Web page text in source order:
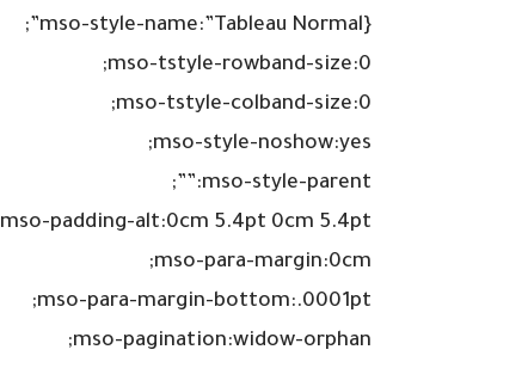
{mso-style-name:”Tableau Normal”;
mso-tstyle-rowband-size:0;
mso-tstyle-colband-size:0;
mso-style-noshow:yes;
mso-style-parent:””;
mso-padding-alt:0cm 5.4pt 0cm 5.4pt;
mso-para-margin:0cm;
mso-para-margin-bottom:.0001pt;
mso-pagination:widow-orphan;